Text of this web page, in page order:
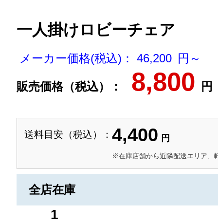
一人掛けロビーチェア
メーカー価格(税込)： 46,200 円～
販売価格（税込）： 8,800 円
送料目安（税込）： 4,400 円
※在庫店舗から近隣配送エリア、
全店在庫
1